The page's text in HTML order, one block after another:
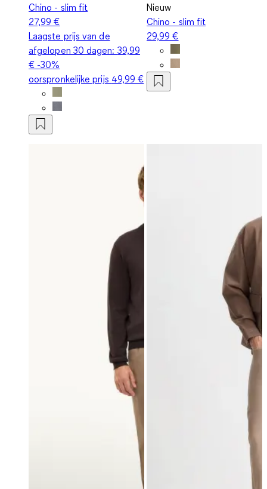
Chino - slim fit
27,99 €
Laagste prijs van de
afgelopen 30 dagen: 39,99
€ -30%
oorspronkelijke prijs 49,99 €
Nieuw
Chino - slim fit
29,99 €